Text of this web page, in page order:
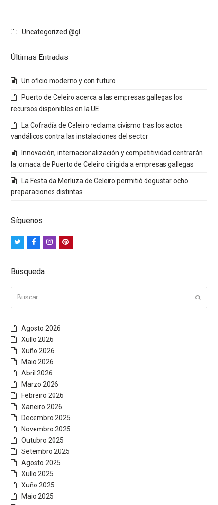
Uncategorized @gl
Últimas Entradas
Un oficio moderno y con futuro
Puerto de Celeiro acerca a las empresas gallegas los
recursos disponibles en la UE
La Cofradía de Celeiro reclama civismo tras los actos
vandálicos contra las instalaciones del sector
Innovación, internacionalización y competitividad centrarán
la jornada de Puerto de Celeiro dirigida a empresas gallegas
La Festa da Merluza de Celeiro permitió degustar ocho
preparaciones distintas
Síguenos
TwitterFacebook
InstagramPinterest
Búsqueda
Submit
Agosto 2026
Xullo 2026
Xuño 2026
Maio 2026
Abril 2026
Marzo 2026
Febreiro 2026
Xaneiro 2026
Decembro 2025
Novembro 2025
Outubro 2025
Setembro 2025
Agosto 2025
Xullo 2025
Xuño 2025
Maio 2025